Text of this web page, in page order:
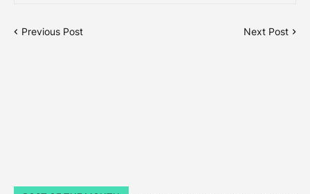
Previous Post Next Post